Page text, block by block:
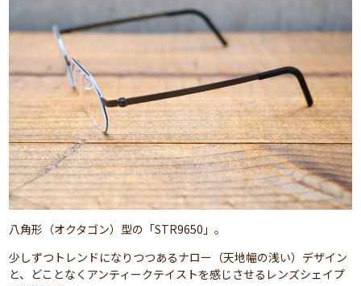
八角形（オクタゴン）型の「STR9650」。
少しずつトレンドになりつつあるナロー（天地幅の浅い）デザイン
と、どことなくアンティークテイストを感じさせるレンズシェイプ